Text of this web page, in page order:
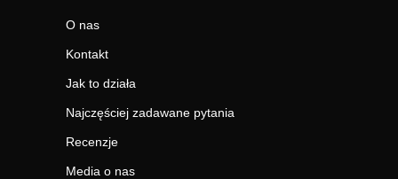
O nas
Kontakt
Jak to działa
Najczęściej zadawane pytania
Recenzje
Media o nas